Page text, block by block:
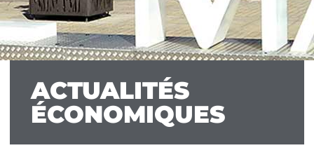
ACTUALITÉS
ÉCONOMIQUES